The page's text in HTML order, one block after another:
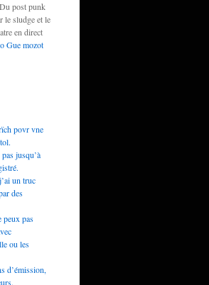
post punk
le sludge et le
en direct
Gue mozot
povr vne
jusqu’à
un truc
des
peux pas
ou les
d’émission,